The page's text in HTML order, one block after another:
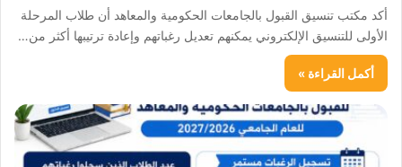
أكد مكتب تنسيق القبول بالجامعات الحكومية والمعاهد أن طلاب المرحلة
الأولى للتنسيق الإلكتروني يمكنهم تعديل رغباتهم وإعادة ترتيبها أكثر من…
أكمل القراءة »